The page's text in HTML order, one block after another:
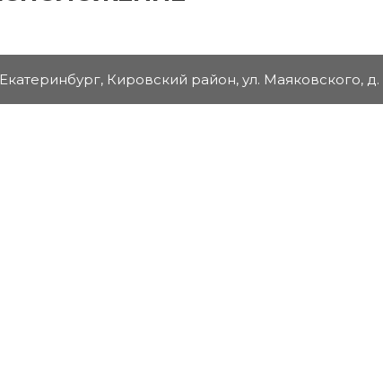
Екатеринбург, Кировский район, ул. Маяковского, д.